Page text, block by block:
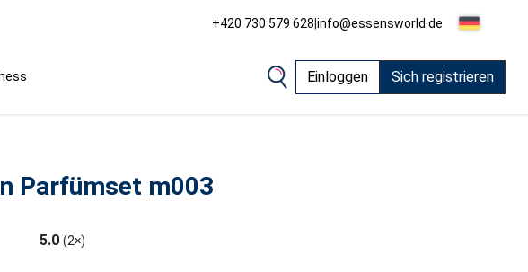
+420 730 579 628|info@essensworld.de
Einloggen Sich registrieren
Parfümset m003
5.0 (2×)